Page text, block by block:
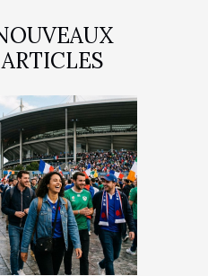
ARTICLES